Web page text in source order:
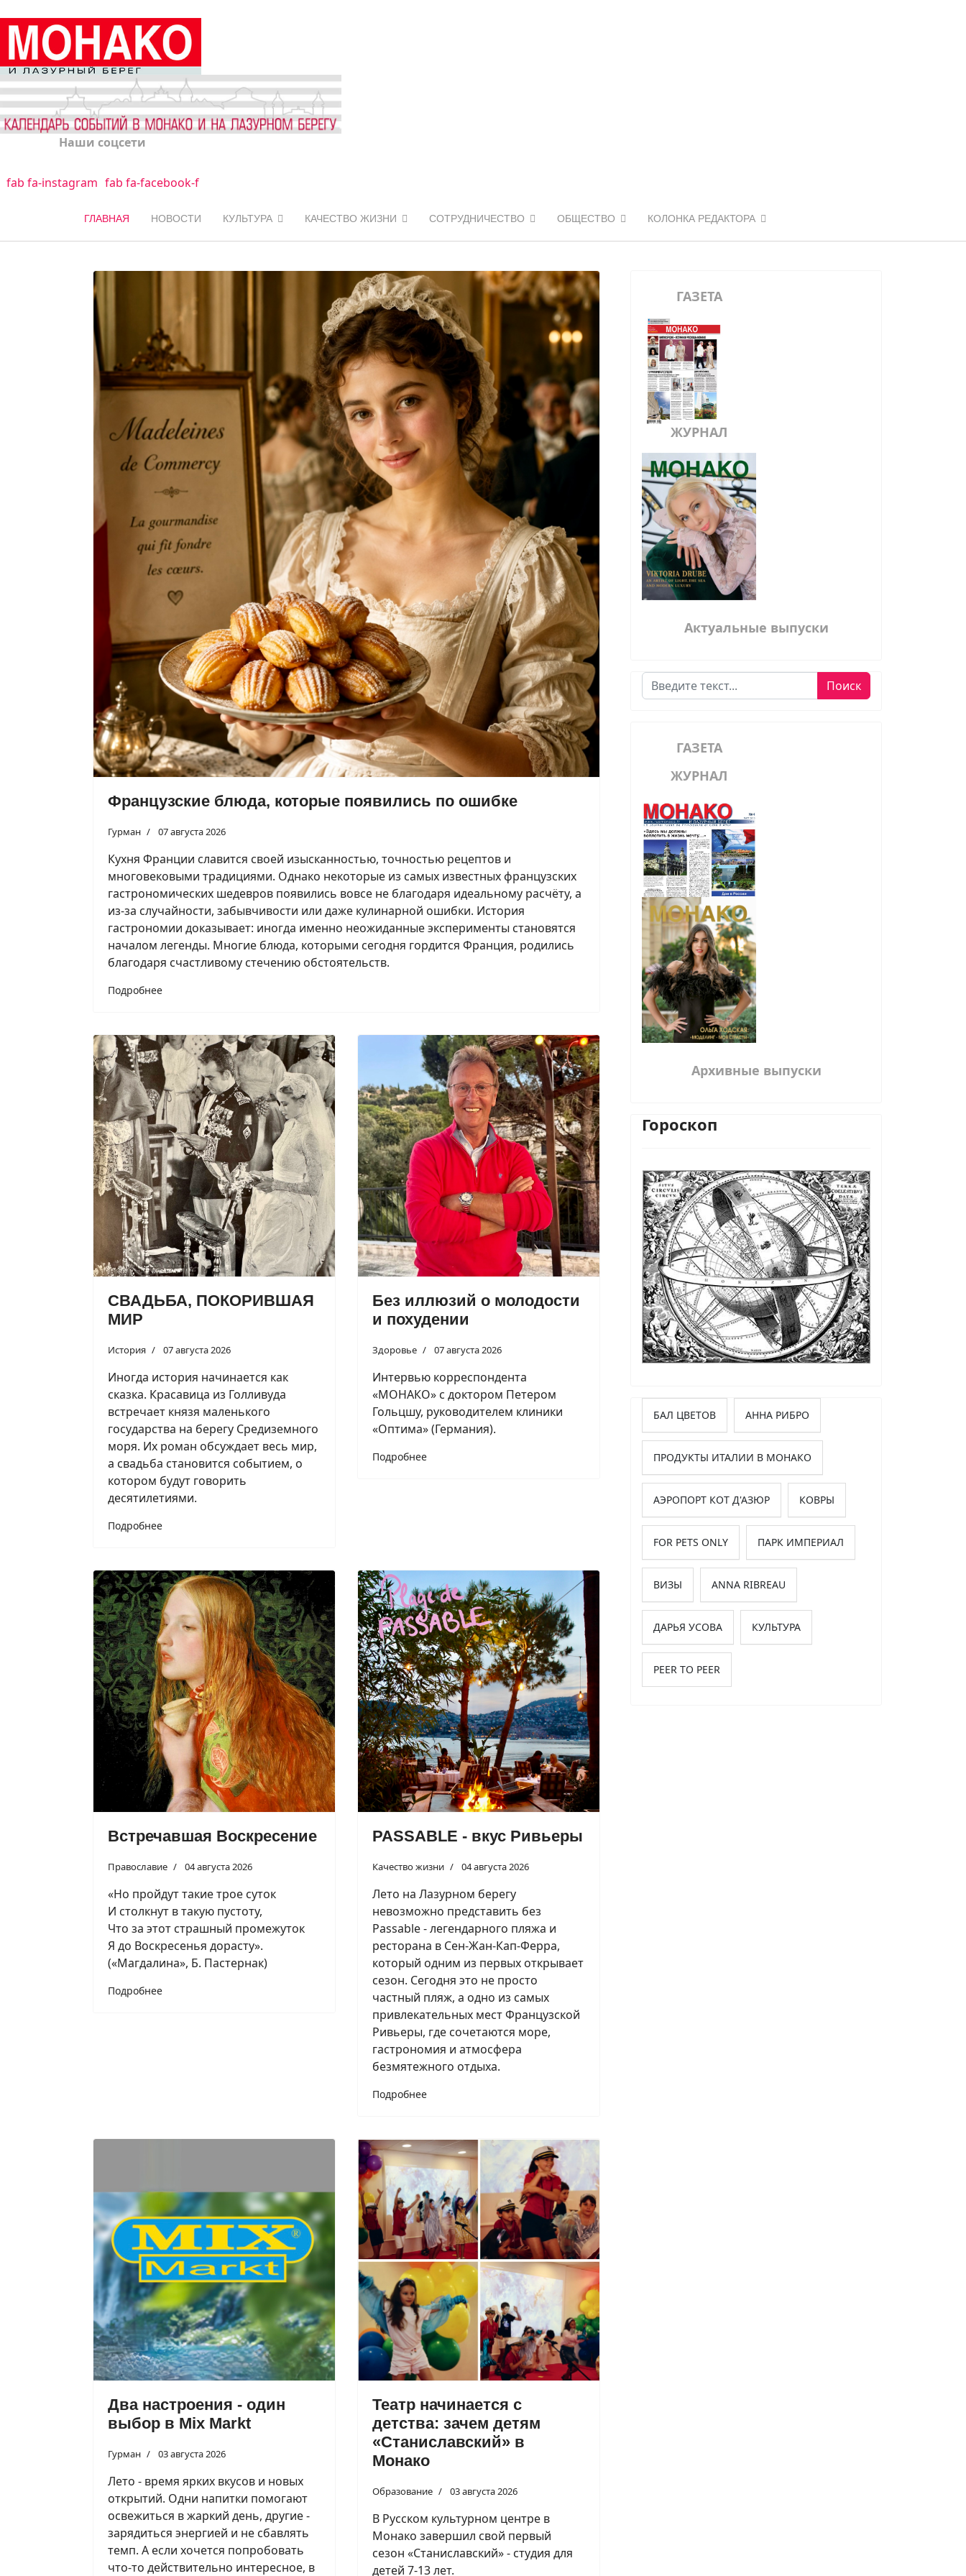
Наши соцсети
fab fa-instagram fab fa-facebook-f
ГЛАВНАЯ НОВОСТИ КУЛЬТУРА КАЧЕСТВО ЖИЗНИ СОТРУДНИЧЕСТВО ОБЩЕСТВО КОЛОНКА РЕДАКТОРА
Французские блюда, которые появились по ошибке
Гурман 07 августа 2026
Кухня Франции славится своей изысканностью, точностью рецептов и
многовековыми традициями. Однако некоторые из самых известных французских
гастрономических шедевров появились вовсе не благодаря идеальному расчёту, а
из-за случайности, забывчивости или даже кулинарной ошибки. История
гастрономии доказывает: иногда именно неожиданные эксперименты становятся
началом легенды. Многие блюда, которыми сегодня гордится Франция, родились
благодаря счастливому стечению обстоятельств.
Подробнее
СВАДЬБА, ПОКОРИВШАЯ
МИР
История 07 августа 2026
Иногда история начинается как
сказка. Красавица из Голливуда
встречает князя маленького
государства на берегу Средиземного
моря. Их роман обсуждает весь мир,
а свадьба становится событием, о
котором будут говорить
десятилетиями.
Подробнее
Без иллюзий о молодости
и похудении
Здоровье 07 августа 2026
Интервью корреспондента
«МОНАКО» с доктором Петером
Гольцшу, руководителем клиники
«Оптима» (Германия).
Подробнее
Встречавшая Воскресение
Православие 04 августа 2026
«Но пройдут такие трое суток
И столкнут в такую пустоту,
Что за этот страшный промежуток
Я до Воскресенья дорасту».
(«Магдалина», Б. Пастернак)
Подробнее
PASSABLE - вкус Ривьеры
Качество жизни 04 августа 2026
Лето на Лазурном берегу
невозможно представить без
Passable - легендарного пляжа и
ресторана в Сен-Жан-Кап-Ферра,
который одним из первых открывает
сезон. Сегодня это не просто
частный пляж, а одно из самых
привлекательных мест Французской
Ривьеры, где сочетаются море,
гастрономия и атмосфера
безмятежного отдыха.
Подробнее
Два настроения - один
выбор в Mix Markt
Гурман 03 августа 2026
Лето - время ярких вкусов и новых
открытий. Одни напитки помогают
освежиться в жаркий день, другие -
зарядиться энергией и не сбавлять
темп. А если хочется попробовать
что-то действительно интересное, в
Театр начинается с
детства: зачем детям
«Станиславский» в
Монако
Образование 03 августа 2026
В Русском культурном центре в
Монако завершил свой первый
сезон «Станиславский» - студия для
детей 7-13 лет.
ГАЗЕТА
ЖУРНАЛ
Актуальные выпуски
Поиск Поиск
ГАЗЕТА
ЖУРНАЛ
Архивные выпуски
Гороскоп
БАЛ ЦВЕТОВ АННА РИБРО
ПРОДУКТЫ ИТАЛИИ В МОНАКО
АЭРОПОРТ КОТ Д'АЗЮР КОВРЫ
FOR PETS ONLY ПАРК ИМПЕРИАЛ
ВИЗЫ ANNA RIBREAU
ДАРЬЯ УСОВА КУЛЬТУРА
PEER TO PEER